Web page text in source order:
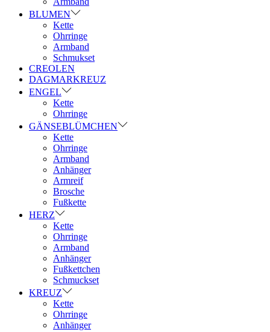
BLUMEN
Kette
Ohrringe
Armband
Schmukset
CREOLEN
DAGMARKREUZ
ENGEL
Kette
Ohrringe
GÄNSEBLÜMCHEN
Kette
Ohrringe
Armband
Anhänger
Armreif
Brosche
Fußkette
HERZ
Kette
Ohrringe
Armband
Anhänger
Fußkettchen
Schmuckset
KREUZ
Kette
Ohrringe
Anhänger